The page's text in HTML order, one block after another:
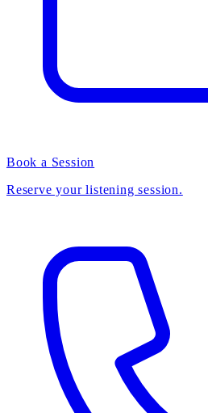
Book a Session
Reserve your listening session.